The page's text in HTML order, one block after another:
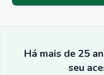
Há mais de 25
seu